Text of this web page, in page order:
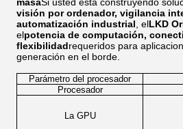
visión por ordenador, vigilancia
automatización industrial , elLKD
elpotencia de computación,
flexibilidadrequeridos para
generación en el borde.
Parámetro del procesador
Procesador
La GPU